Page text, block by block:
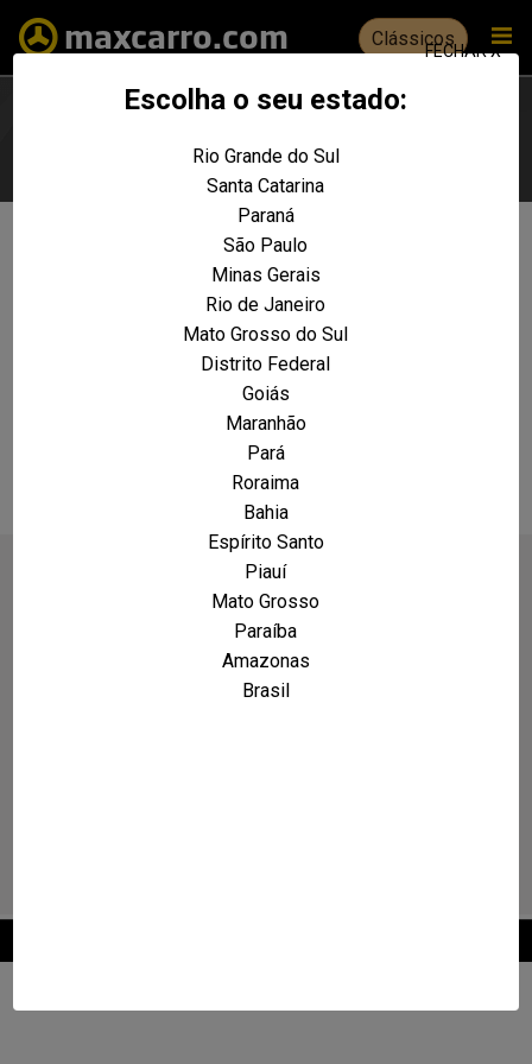
Escolha o seu estado:
FECHAR X
Rio Grande do Sul
Santa Catarina
Paraná
São Paulo
Minas Gerais
Rio de Janeiro
Mato Grosso do Sul
Distrito Federal
Goiás
Maranhão
Pará
Roraima
Bahia
Espírito Santo
Piauí
Mato Grosso
Paraíba
Amazonas
Brasil
Clássicos
Não foram encontrados resultados
para a sua pesquisa: XJS 4.0 24V
REALIZE UMA NOVA PESQUISA E TENTE ENCONTRAR O VEÍCULO QUE VOCÊ